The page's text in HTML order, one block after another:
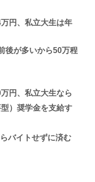
円、私立大生は年
後が多いから50万程
円、私立大生なら
）奨学金を支給す
バイトせずに済む